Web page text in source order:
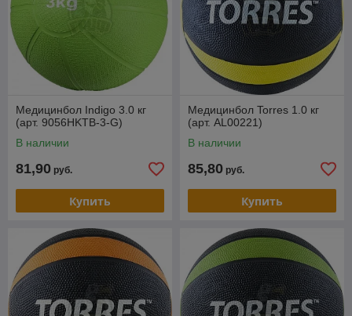
Медицинбол Indigo 3.0 кг
(арт. 9056HKTB-3-G)
В наличии
81,90 руб.
Купить
Медицинбол Torres 1.0 кг
(арт. AL00221)
В наличии
85,80 руб.
Купить